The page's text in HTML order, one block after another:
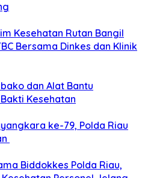
Kesehatan Rutan Bangil
Bersama Dinkes dan Klinik
dan Alat Bantu
Kesehatan
ke-79, Polda Riau
Biddokkes Polda Riau,